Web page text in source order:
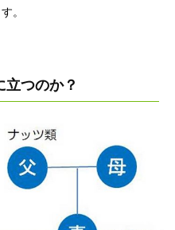
。
立つのか？